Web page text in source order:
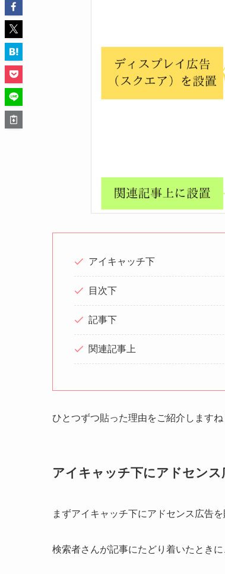
アイキャッチ下
目次下
記事下
関連記事上
ひとつずつ貼った理由をご紹介しますね
アイキャッチ下にアドセンス
まずアイキャッチ下にアドセンス広告を
検索者さんが記事にたどり着いたとき